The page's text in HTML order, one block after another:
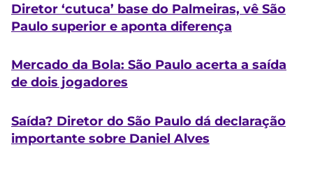
Diretor ‘cutuca’ base do Palmeiras, vê São
Paulo superior e aponta diferença
Mercado da Bola: São Paulo acerta a saída
de dois jogadores
Saída? Diretor do São Paulo dá declaração
importante sobre Daniel Alves